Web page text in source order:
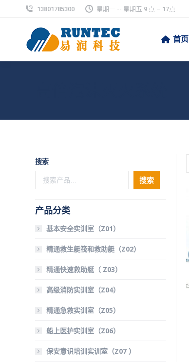
13801785300 星期一 -- 星期五 9 点 – 17点
首页
搜索
搜索
产品分类
基本安全实训室（Z01）
精通救生艇筏和救助艇（Z02）
精通快速救助艇（ Z03）
高级消防实训室（Z04）
精通急救实训室（Z05）
船上医护实训室（Z06）
保安意识培训实训室（Z07 ）